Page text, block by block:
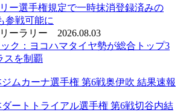
ー選手権規定で一時抹消登録済みの
参戦可能に
ーラリー
2026.08.03
ク：ヨコハマタイヤ勢が総合トップ3
スを制覇
ジムカーナ選手権 第6戦奥伊吹 結果速報
ダートトライアル選手権 第6戦切谷内結